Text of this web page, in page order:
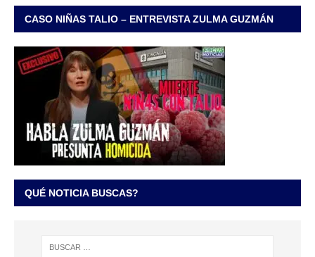
CASO NIÑAS TALIO – ENTREVISTA ZULMA GUZMÁN
QUÉ NOTICIA BUSCAS?